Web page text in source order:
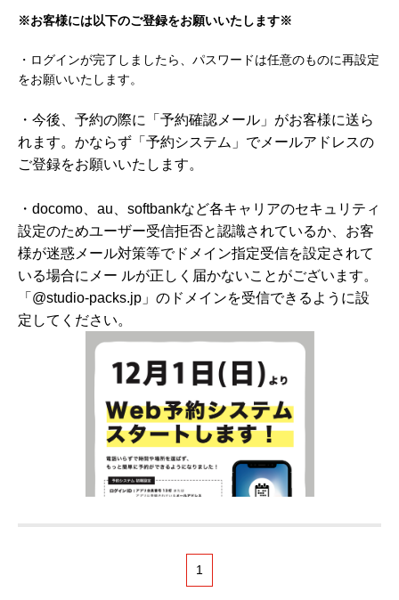
※お客様には以下のご登録をお願いいたします※
・ログインが完了しましたら、パスワードは任意のものに再設定
をお願いいたします。
・今後、予約の際に「予約確認メール」がお客様に送ら
れます。かならず「予約システム」でメールアドレスの
ご登録をお願いいたします。
・docomo、au、softbankなど各キャリアのセキュリティ
設定のためユーザー受信拒否と認識されているか、お客
様が迷惑メール対策等でドメイン指定受信を設定されて
いる場合にメー ルが正しく届かないことがございます。
「@studio-packs.jp」のドメインを受信できるように設
定してください。
1